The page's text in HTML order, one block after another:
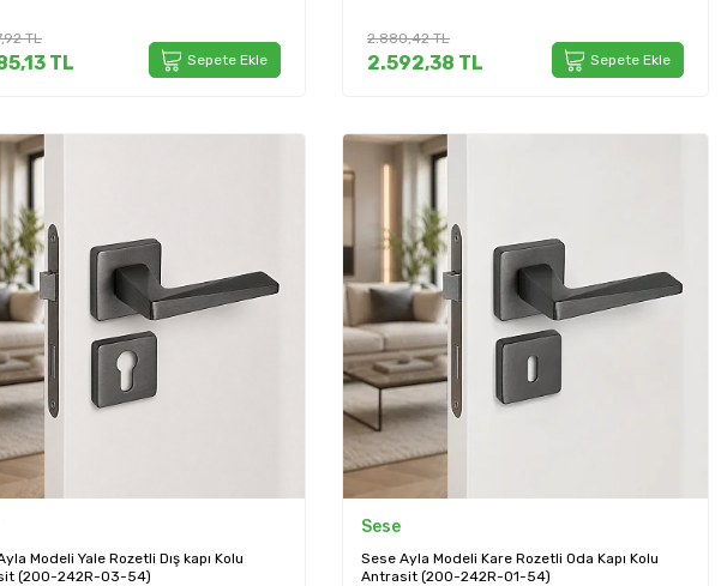
TL
TL Sepete Ekle
2.880,42TL
2.592,38 TL Sepete Ekle
Modeli Yale Rozetli Dış kapı Kolu
(200-242R-03-54)
Sese
Sese Ayla Modeli Kare Rozetli Oda Kapı Kolu
Antrasit (200-242R-01-54)